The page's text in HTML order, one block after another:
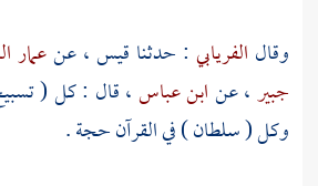
وقال الفريابي : حدثنا قيس، عنعمار
جبير، عنابن عباس، قال : كل (
وكل ( سلطان ) في القرآن حجة .